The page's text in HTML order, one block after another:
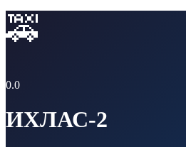
🚕
0.0
ИХЛАС-2